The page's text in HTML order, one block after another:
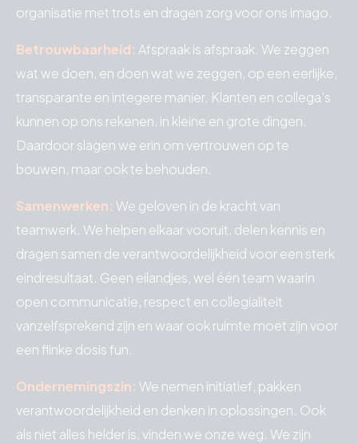
organisatie met trots en dragen zorg voor ons imago.
Betrouwbaarheid: Afspraak is afspraak. We zeggen
wat we doen, en doen wat we zeggen, op een eerlijke,
transparante en integere manier. Klanten en collega’s
kunnen op ons rekenen, in kleine en grote dingen.
Daardoor slagen we erin om vertrouwen op te
bouwen, maar ook te behouden.
Samenwerken: We geloven in de kracht van
teamwerk. We helpen elkaar vooruit, delen kennis en
dragen samen de verantwoordelijkheid voor een sterk
eindresultaat. Geen eilandjes, wel één team waarin
open communicatie, respect en collegialiteit
vanzelfsprekend zijn en waar ook ruimte moet zijn voor
een flinke dosis fun.
Ondernemingszin: We nemen initiatief, pakken
verantwoordelijkheid en denken in oplossingen. Ook
als niet alles helder is, vinden we onze weg. We zijn